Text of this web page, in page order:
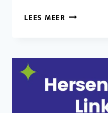
LEES MEER “IS